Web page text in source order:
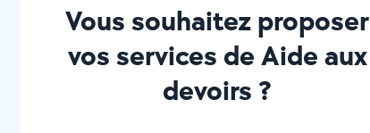
Vous souhaitez proposer
vos services de Aide aux
devoirs ?